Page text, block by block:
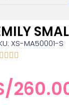
XS-MA50001-S